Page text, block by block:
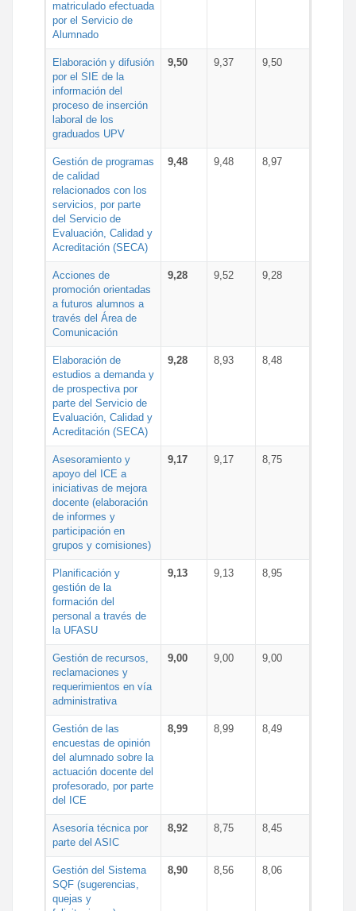
matriculado efectuada
por el Servicio de
Alumnado
Elaboración y difusión
por el SIE de la
información del
proceso de inserción
laboral de los
graduados UPV
9,50 9,37 9,50
Gestión de programas
de calidad
relacionados con los
servicios, por parte
del Servicio de
Evaluación, Calidad y
Acreditación (SECA)
9,48 9,48 8,97
Acciones de
promoción orientadas
a futuros alumnos a
través del Área de
Comunicación
9,28 9,52 9,28
Elaboración de
estudios a demanda y
de prospectiva por
parte del Servicio de
Evaluación, Calidad y
Acreditación (SECA)
9,28 8,93 8,48
Asesoramiento y
apoyo del ICE a
iniciativas de mejora
docente (elaboración
de informes y
participación en
grupos y comisiones)
9,17 9,17 8,75
Planificación y
gestión de la
formación del
personal a través de
la UFASU
9,13 9,13 8,95
Gestión de recursos,
reclamaciones y
requerimientos en vía
administrativa
9,00 9,00 9,00
Gestión de las
encuestas de opinión
del alumnado sobre la
actuación docente del
profesorado, por parte
del ICE
8,99 8,99 8,49
Asesoría técnica por
parte del ASIC
8,92 8,75 8,45
Gestión del Sistema
SQF (sugerencias,
quejas y
8,90 8,56 8,06